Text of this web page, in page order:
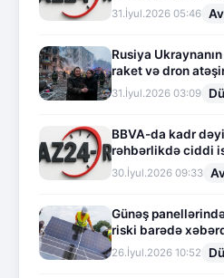
31.İyul.2026 05:46
Rusiya
raket və dron
31.İyul.2026 03:09
BBVA-da kadr
rəhbərlikdə ciddi
30.İyul.2026 09:33
Günəş
riski barədə
26.İyul.2026 10:52